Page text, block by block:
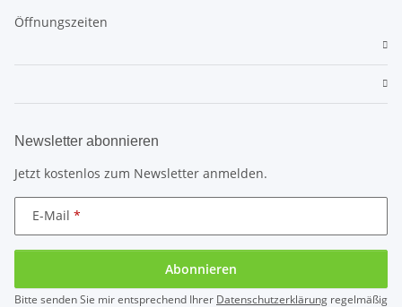
Öffnungszeiten
Newsletter abonnieren
Jetzt kostenlos zum Newsletter anmelden.
E-Mail
Abonnieren
Bitte senden Sie mir entsprechend Ihrer Datenschutzerklärung regelmäßig